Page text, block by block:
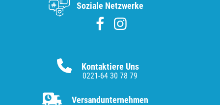
Kontaktiere Uns
0221-64 30 78 79
Versandunternehmen
Soziale Netzwerke